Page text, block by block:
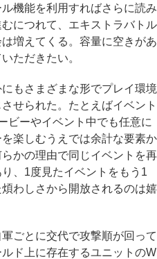
機能を利用すればさらに読み
につれて、エキストラバトル
増えてくる。容量に空きがあ
ただきたい。
もさまざまな形でプレイ環境
せられた。たとえばイベント
ビーやイベント中でも任意に
楽しむうえでは余計な要素か
かの理由で同じイベントを再
、1度見たイベントをもう1
わしさから開放されるのは嬉
ごとに交代で攻撃順が回って
ド上に存在するユニットのW